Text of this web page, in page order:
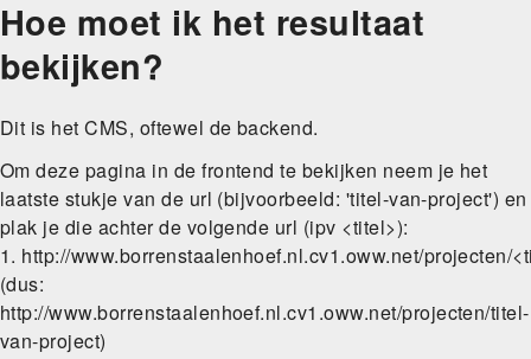
Skip
to
main
Hoe moet ik het resultaat
bekijken?
Dit is het CMS, oftewel de backend.
Om deze pagina in de frontend te bekijken neem je het
laatste stukje van de url (bijvoorbeeld: 'titel-van-project') en
plak je die achter de volgende url (ipv <titel>):
1. http://www.borrenstaalenhoef.nl.cv1.oww.net/projecten/
(dus:
http://www.borrenstaalenhoef.nl.cv1.oww.net/projecten/titel-
van-project)